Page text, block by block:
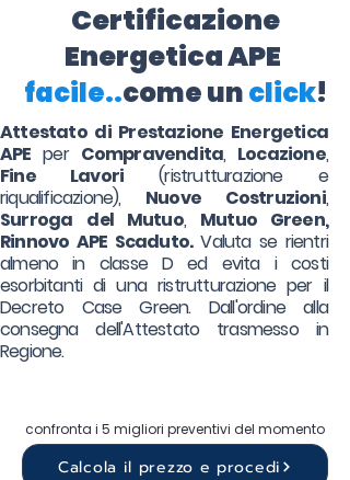
Certificazione
Energetica APE
facile..come unclick!
Attestato di Prestazione Energetica
APE per Compravendita, Locazione,
Fine Lavori (ristrutturazione e
riqualificazione), Nuove Costruzioni,
Surroga
del Mutuo, Mutuo Green,
Rinnovo APE Scaduto.Valuta se rientri
almeno in classe D ed evita i costi
esorbitanti di una ristrutturazione per il
Decreto Case Green. Dall'ordine alla
consegna dell'Attestato trasmesso in
Regione.
confronta i 5 migliori preventivi del momento
Calcola il prezzo e procedi